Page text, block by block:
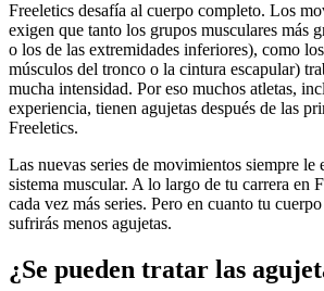
Freeletics desafía al cuerpo completo. Los
exigen que tanto los grupos musculares más
o los de las extremidades inferiores), como
músculos del tronco o la cintura escapular)
mucha intensidad. Por eso muchos atletas,
experiencia, tienen agujetas después de las
Freeletics.
Las nuevas series de movimientos siempre le
sistema muscular. A lo largo de tu carrera en
cada vez más series. Pero en cuanto tu
sufrirás menos agujetas.
¿Se pueden tratar las